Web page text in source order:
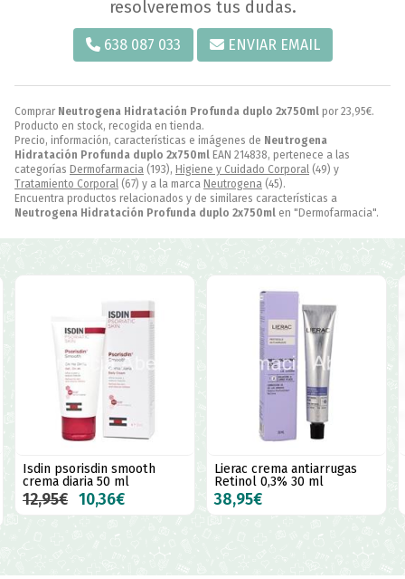
Comprar Neutrogena Hidratación Profunda duplo 2x750ml por 23,95€.
Producto en stock, recogida en tienda.
Precio, información, características e imágenes de Neutrogena
Hidratación Profunda duplo 2x750ml EAN 214838, pertenece a las
categorías Dermofarmacia (193), Higiene y Cuidado Corporal (49) y
Tratamiento Corporal (67) y a la marca Neutrogena (45).
Encuentra productos relacionados y de similares características a
Neutrogena Hidratación Profunda duplo 2x750ml en "Dermofarmacia".
resolveremos tus dudas.
638 087 033 ENVIAR EMAIL
Isdin psorisdin smooth
crema diaria 50 ml
12,95€ 10,36€
Lierac crema antiarrugas
Retinol 0,3% 30 ml
38,95€